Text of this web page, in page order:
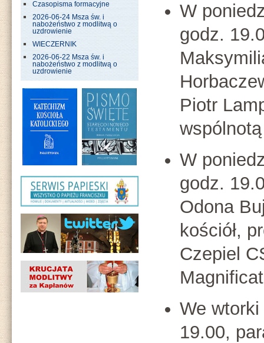
Czasopisma formacyjne
2026-06-24 Msza św. i
nabożeństwo z modlitwą o
uzdrowienie
WIECZERNIK
2026-06-22 Msza św. i
nabożeństwo z modlitwą o
uzdrowienie
W
godz.
Piotr
W
godz.
Odona
kościół,
Czepiel
Magnificat
We wtorki
19.00,